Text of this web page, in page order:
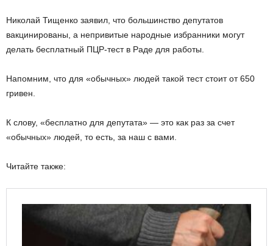
Николай Тищенко заявил, что большинство депутатов
вакцинированы, а непривитые народные избранники могут
делать бесплатный ПЦР-тест в Раде для работы.
Напомним, что для «обычных» людей такой тест стоит от 650
гривен.
К слову, «бесплатно для депутата» — это как раз за счет
«обычных» людей, то есть, за наш с вами.
Читайте также: